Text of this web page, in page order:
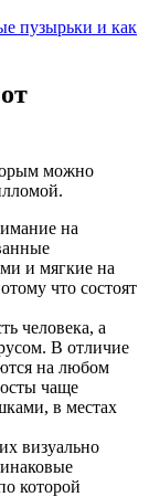
пузырьки и как
можно
на
и мягкие на
что состоят
человека, а
В отличие
на любом
чаще
в местах
визуально
которой